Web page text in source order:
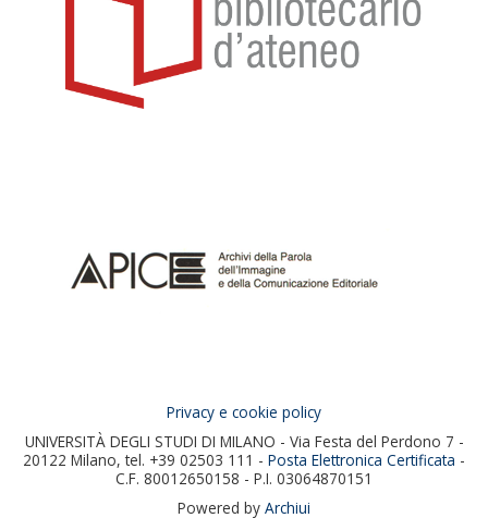
Privacy e cookie policy
UNIVERSITÀ DEGLI STUDI DI MILANO - Via Festa del Perdono 7 -
20122 Milano, tel. +39 02503 111 - Posta Elettronica Certificata -
C.F. 80012650158 - P.I. 03064870151
Powered by Archiui